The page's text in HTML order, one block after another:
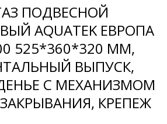
ванных комнат
ПОДВЕСНОЙ
AQUATEK ЕВРОПА
525*360*320 ММ,
ВЫПУСК,
С МЕХАНИЗМОМ
КРЕПЕЖ